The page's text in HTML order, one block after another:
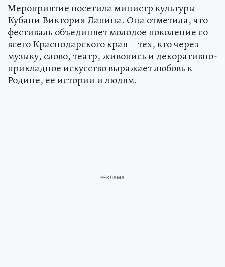
Мероприятие посетила министр культуры
Кубани Виктория Лапина. Она отметила, что
фестиваль объединяет молодое поколение со
всего Краснодарского края – тех, кто через
музыку, слово, театр, живопись и декоративно-
прикладное искусство выражает любовь к
Родине, ее истории и людям.